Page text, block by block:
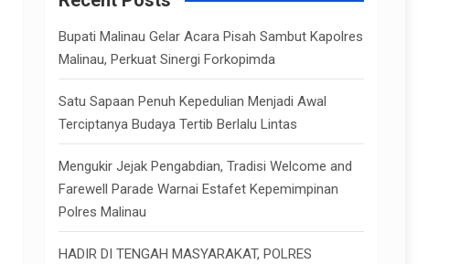
Bupati Malinau Gelar Acara Pisah Sambut Kapolres
Malinau, Perkuat Sinergi Forkopimda
Satu Sapaan Penuh Kepedulian Menjadi Awal
Terciptanya Budaya Tertib Berlalu Lintas
Mengukir Jejak Pengabdian, Tradisi Welcome and
Farewell Parade Warnai Estafet Kepemimpinan
Polres Malinau
HADIR DI TENGAH MASYARAKAT, POLRES